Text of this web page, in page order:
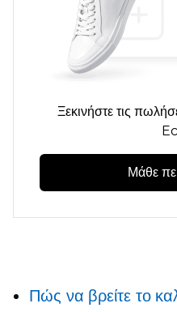
Ξεκινήστε τις
Μάθε
Πώς να βρείτε το